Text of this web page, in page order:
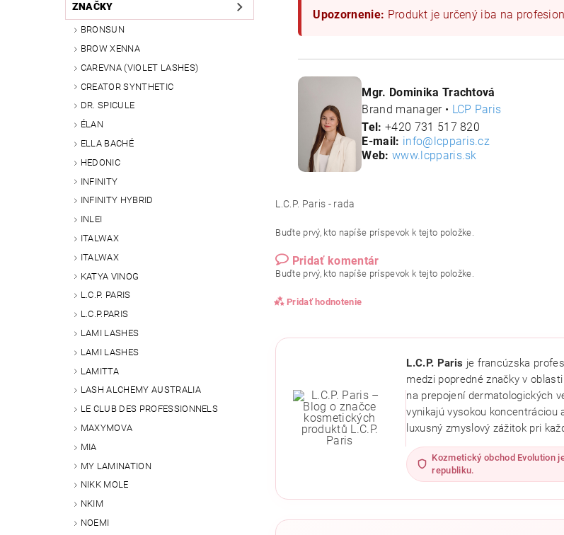
ZNAČKY
BRONSUN
BROW XENNA
CAREVNA (VIOLET LASHES)
CREATOR SYNTHETIC
DR. SPICULE
ÉLAN
ELLA BACHÉ
HEDONIC
INFINITY
INFINITY HYBRID
INLEI
ITALWAX
ITALWAX
KATYA VINOG
L.C.P. PARIS
L.C.P.PARIS
LAMI LASHES
LAMI LASHES
LAMITTA
LASH ALCHEMY AUSTRALIA
LE CLUB DES PROFESSIONNELS
MAXYMOVA
MIA
MY LAMINATION
NIKK MOLE
NKIM
NOEMI
Upozornenie: Produkt je určený iba na
Mgr. Dominika Trachtová
Brand manager • LCP Paris
Tel: +420 731 517 820
E-mail: info@lcpparis.cz
Web: www.lcpparis.sk
L.C.P. Paris - rada
Buďte prvý, kto napíše príspevok k tejto položke.
Pridať komentár
Buďte prvý, kto napíše príspevok k tejto položke.
Pridať hodnotenie
Vložením hodnotenie súhlasíte spodmienkami ochrany
L.C.P. Paris je francúzska
medzi popredné značky v
na prepojení dermatologických
vynikajú vysokou koncentráciou
luxusný zmyslový zážitok pri
Kozmetický obchod Evolution
republiku.